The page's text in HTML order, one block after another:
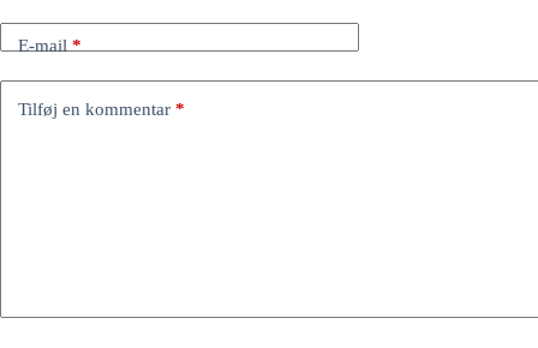
E-mail *
Tilføj en kommentar *